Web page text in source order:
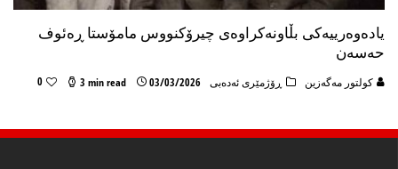
یادەوەرییەکی بڵاونەکراوەی چیرۆکنووس مامۆستا ڕەئوف
حەسەن
كولتور مه‌گه‌زین ڕۆژمێری ئەدەبی 03/03/2026
3 min read
0